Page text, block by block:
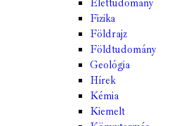
Élettudomány
Fizika
Földrajz
Földtudomány
Geológia
Hírek
Kémia
Kiemelt